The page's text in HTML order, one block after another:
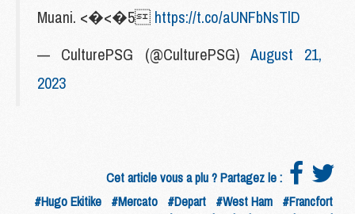
Muani. <�<�5 https://t.co/aUNFbNsTlD
— CulturePSG (@CulturePSG) August 21,
2023
Cet article vous a plu ? Partagez le :
#Hugo Ekitike #Mercato #Depart #West Ham #Francfort